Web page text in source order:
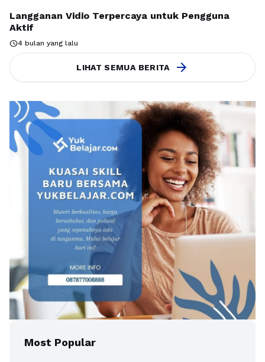
Langganan Vidio Terpercaya untuk Pengguna
Aktif
schedule4 bulan yang lalu
LIHAT SEMUA BERITA arrow_forward
Most Popular